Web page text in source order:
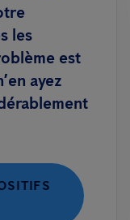
les
est
ayez